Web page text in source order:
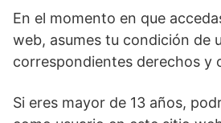
En el momento en que
web, asumes tu condición de
correspondientes derechos y
Si eres mayor de 13 años,